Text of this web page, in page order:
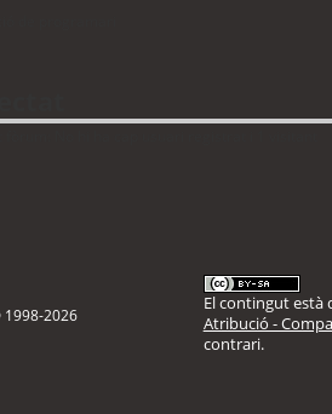
1998-2026
El contingut està
Atribució -
contrari.